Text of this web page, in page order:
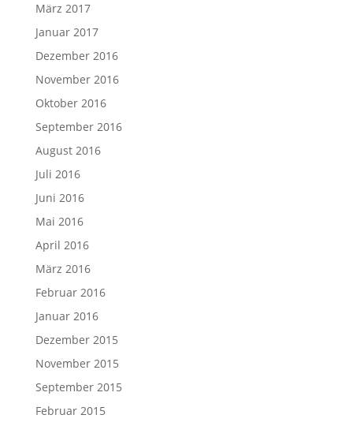
März 2017
Januar 2017
Dezember 2016
November 2016
Oktober 2016
September 2016
August 2016
Juli 2016
Juni 2016
Mai 2016
April 2016
März 2016
Februar 2016
Januar 2016
Dezember 2015
November 2015
September 2015
Februar 2015